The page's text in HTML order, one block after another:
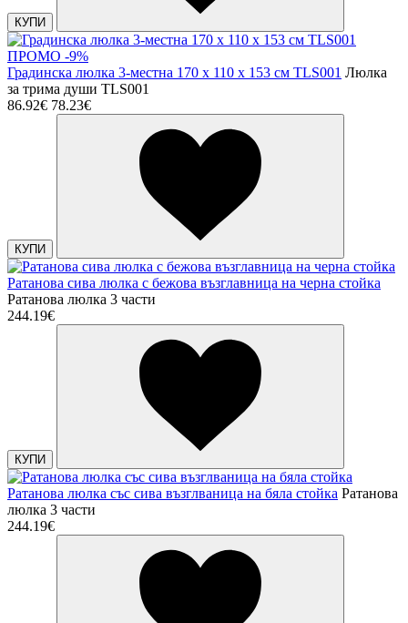
КУПИ
ПРОМО -9%
Градинска люлка 3-местна 170 x 110 x 153 см TLS001 Люлка
за трима души TLS001
86.92€ 78.23€
КУПИ
Ратанова сива люлка с бежова възглавница на черна стойка
Ратанова люлка 3 части
244.19€
КУПИ
Ратанова люлка със сива възглваница на бяла стойка Ратанова
люлка 3 части
244.19€